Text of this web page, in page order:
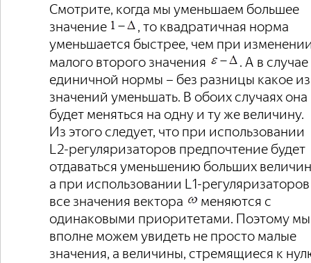
Смотрите, когда мы уменьшаем большее
значение
, то квадратичная норма
уменьшается быстрее, чем при
малого второго значения
. А в случае
единичной нормы – без разницы какое из
значений уменьшать. В обоих случаях она
будет меняться на одну и ту же величину.
Из этого следует, что при использовании
L2-регуляризаторов предпочтение будет
отдаваться уменьшению больших
а при использовании L1-
все значения вектора
меняются с
одинаковыми приоритетами. Поэтому мы
вполне можем увидеть не просто малые
значения, а величины, стремящиеся к